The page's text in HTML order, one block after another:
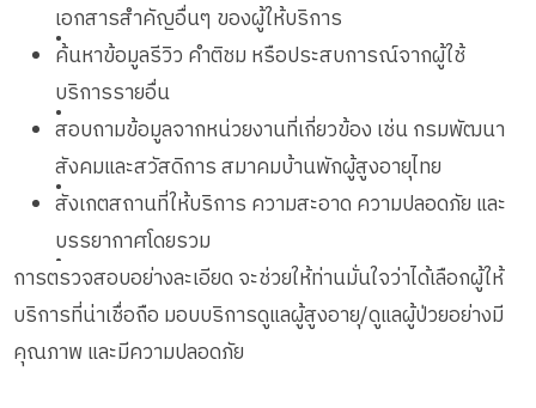
เอกสารสำคัญอื่นๆ ของผู้ให้บริการ
•
ค้นหาข้อมูลรีวิว คำติชม หรือประสบการณ์จากผู้ใช้
บริการรายอื่น
•
สอบถามข้อมูลจากหน่วยงานที่เกี่ยวข้อง เช่น กรมพัฒนา
สังคมและสวัสดิการ สมาคมบ้านพักผู้สูงอายุไทย
•
สังเกตสถานที่ให้บริการ ความสะอาด ความปลอดภัย และ
บรรยากาศโดยรวม
•
การตรวจสอบอย่างละเอียด จะช่วยให้ท่านมั่นใจว่าได้เลือกผู้ให้
บริการที่น่าเชื่อถือ มอบบริการดูแลผู้สูงอายุ/ดูแลผู้ป่วยอย่างมี
คุณภาพ และมีความปลอดภัย